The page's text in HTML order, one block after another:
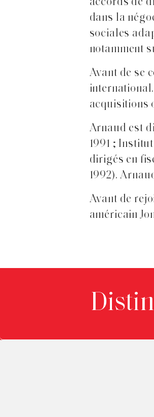
dans la
sociales
notamment
Avant de se
acquisitions
Arnaud est
1991 ;
dirigés en
1992).
Avant de
américain